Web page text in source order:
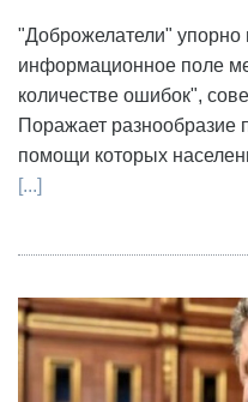
"Доброжелатели"
информационное поле
количестве ошибок",
Поражает разнообразие
помощи которых
[...]